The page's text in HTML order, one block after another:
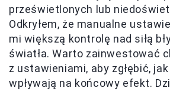
prześwietlonych lub
Odkryłem, że manualne
mi większą kontrolę nad siłą
światła. Warto zainwestować
z ustawieniami, aby zgłębić,
wpływają na końcowy efekt.